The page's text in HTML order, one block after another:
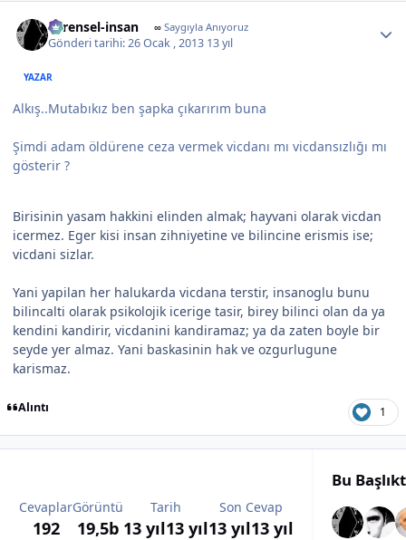
evrensel-insan ∞Saygıyla Anıyoruz
Gönderi tarihi:26 Ocak , 2013 13 yıl
YAZAR
Alkış..Mutabıkız ben şapka çıkarırım buna
Şimdi adam öldürene ceza vermek vicdanı mı vicdansızlığı mı
gösterir ?
Birisinin yasam hakkini elinden almak; hayvani olarak vicdan
icermez. Eger kisi insan zihniyetine ve bilincine erismis ise;
vicdani sizlar.
Yani yapilan her halukarda vicdana terstir, insanoglu bunu
bilincalti olarak psikolojik icerige tasir, birey bilinci olan da ya
kendini kandirir, vicdanini kandiramaz; ya da zaten boyle bir
seyde yer almaz. Yani baskasinin hak ve ozgurlugune
karismaz.
Alıntı 1
Cevaplar
192
Görüntü
19,5b
Tarih
13 yıl13 yıl
Son Cevap
13 yıl13 yıl
Bu